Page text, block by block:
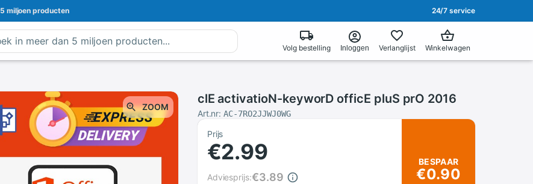
5 miljoen producten 24/7 service
Volg bestelling Inloggen Verlanglijst Winkelwagen
ZOOM
‮ 6102 Orp Sulp Eciffo Drowyek-Noitavitca Elc
Art.nr:AC-7RO2JJWJ0WG
Prijs
€2.99
Adviesprijs:€3.89
BESPAAR
€0.90